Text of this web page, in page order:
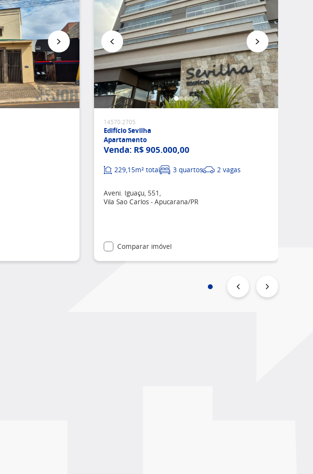
Favoritar Favoritar
Comparar imóvel
14570.2705
Edifício Sevilha
Apartamento
Venda: R$ 905.000,00
229,15m² total 3 quartos 2 vagas
Aveni. Iguaçu, 551,
Vila Sao Carlos - Apucarana/PR